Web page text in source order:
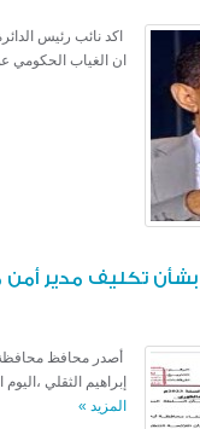
اكد نائب رئيس
ان الغياب الحكومي
بشأن تكليف مدير
أصدر محافظ
إبراهيم الثقلي ،اليوم الأحد، القرار رقم
المزيد »